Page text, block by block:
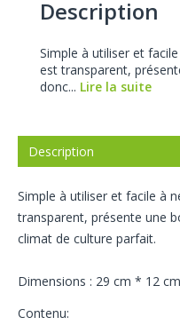
Description
Simple à utiliser et
est transparent,
donc... Lire la suite
Description
Simple à utiliser et facile à
transparent, présente une
climat de culture parfait.
Dimensions : 29 cm * 12
Contenu: